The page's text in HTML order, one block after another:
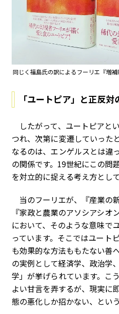
同じく福島氏の訳によるフーリエ『増
「ユートピア」と正反
したがって、ユートピアと
つれ、次第に変遷していった
なるのは、エンゲルスとは違
の関係です。19世紀にこの問
を対立的に捉える考え方とし
当のフーリエが、『産業の
『家政と農業のアソシアシオ
において、そのような意味で
っています。そこではユート
も効果的な方法ももたない善
の実例として経済学、政治学
学」が挙げられています。こ
よい甘言を弄するが、現実に
態の悪化しか招かない、という